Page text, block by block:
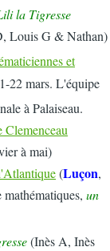
la Tigresse
Louis G & Nathan)
et
22 mars. L'équipe
à Palaiseau.
Clemenceau
à mai)
(Luçon,
un
(Inès A, Inès